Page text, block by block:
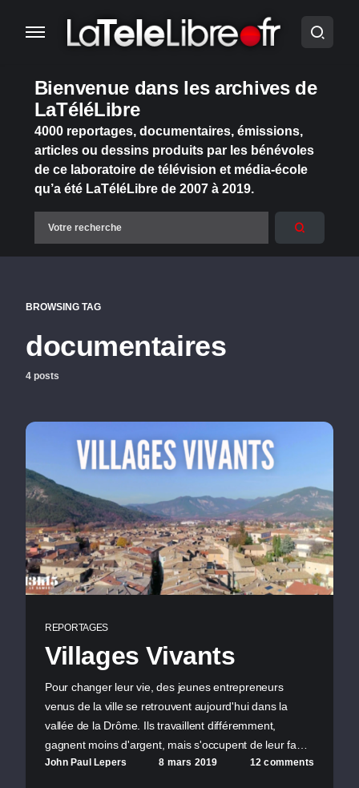
Bienvenue dans les archives de
LaTéléLibre
4000 reportages, documentaires, émissions,
articles ou dessins produits par les bénévoles
de ce laboratoire de télévision et média-école
qu’a été LaTéléLibre de 2007 à 2019.
BROWSING TAG
documentaires
4 posts
REPORTAGES
Villages Vivants
Pour changer leur vie, des jeunes entrepreneurs
venus de la ville se retrouvent aujourd'hui dans la
vallée de la Drôme. Ils travaillent différemment,
gagnent moins d'argent, mais s'occupent de leur fa…
John Paul Lepers 8 mars 2019 12 comments